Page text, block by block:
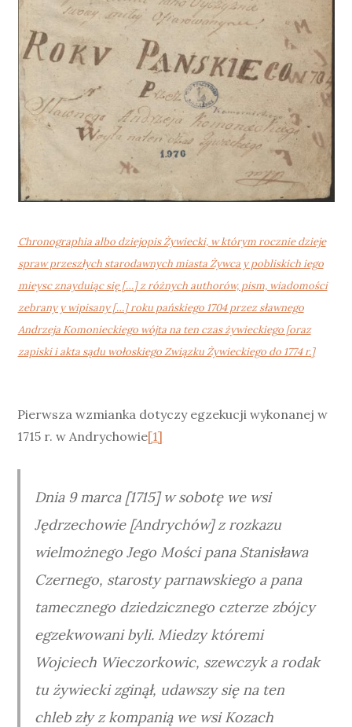
Chronographia albo dziejopis Żywiecki, w którym rocznie dzieje
spraw przeszłych starodawnych miasta Żywca y pobliskich iego
mieysc znayduiąc się […] z różnych authorów, pism, wiadomości
zebrany y wipisany […] roku pańskiego 1704 przez sławnego
Andrzeja Komonieckiego wójta na ten czas żywieckiego [oraz
zapiski i akta sądu wołoskiego Związku Żywieckiego do 1774 r.]
Pierwsza wzmianka dotyczy egzekucji wykonanej w
1715 r. w Andrychowie[1]
Dnia 9 marca [1715] w sobotę we wsi
Jędrzechowie [Andrychów] z rozkazu
wielmożnego Jego Mości pana Stanisława
Czernego, starosty parnawskiego a pana
tamecznego dziedzicznego czterze zbójcy
egzekwowani byli. Miedzy któremi
Wojciech Wieczorkowic, szewczyk a rodak
tu żywiecki zginął, udawszy się na ten
chleb zły z kompanią we wsi Kozach